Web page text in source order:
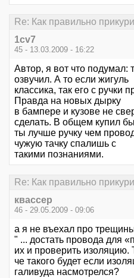
Re: Как правильно
1cv7
45 - 13.03.2009 - 16:22
Автор, я вот что
озвучил. А то если жигуль
классика, так его с ручки
Правда на новых дырку
в бампере и кузове не
сделать. В общем купил бы
ты лучше ручку чем
чужую тачку спалишь с
такими познаниями.
Re: Как правильно
квассер
46 - 29.05.2009 - 09:06
а я не въехал про
" ... достать провода для
их и проверить
че такого будет если
галивуда насмотрелся?